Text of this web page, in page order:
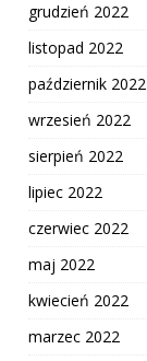
grudzień 2022
listopad 2022
październik 2022
wrzesień 2022
sierpień 2022
lipiec 2022
czerwiec 2022
maj 2022
kwiecień 2022
marzec 2022